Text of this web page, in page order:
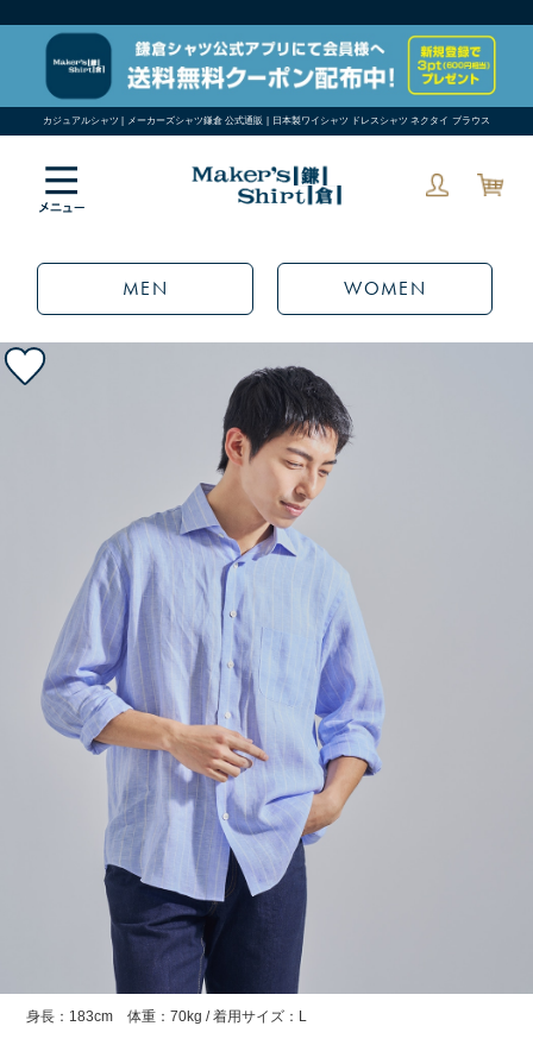
カジュアルシャツ | メーカーズシャツ鎌倉 公式通販 | 日本製ワイシャツ ドレスシャツ ネクタイ ブラウス
MEN WOMEN
身長：183cm 体重：70kg / 着用サイズ：L